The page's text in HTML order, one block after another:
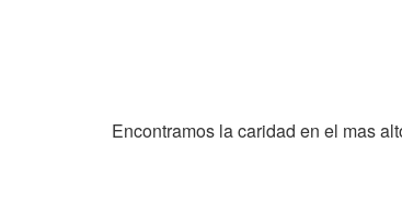
Encontramos la caridad en el mas